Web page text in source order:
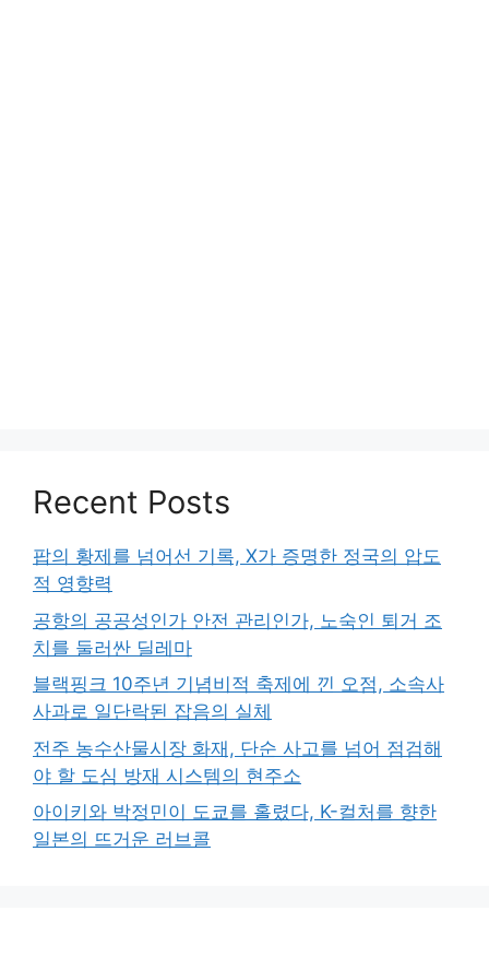
Recent Posts
팝의 황제를 넘어선 기록, X가 증명한 정국의 압도
적 영향력
공항의 공공성인가 안전 관리인가, 노숙인 퇴거 조
치를 둘러싼 딜레마
블랙핑크 10주년 기념비적 축제에 낀 오점, 소속사
사과로 일단락된 잡음의 실체
전주 농수산물시장 화재, 단순 사고를 넘어 점검해
야 할 도심 방재 시스템의 현주소
아이키와 박정민이 도쿄를 홀렸다, K-컬처를 향한
일본의 뜨거운 러브콜